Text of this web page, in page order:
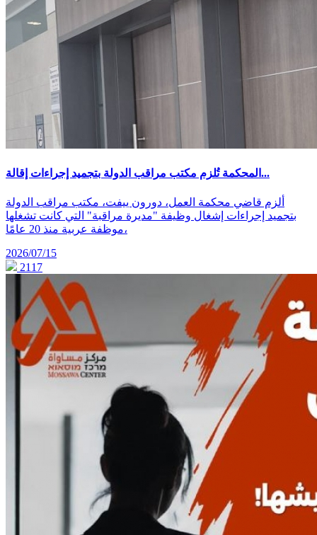
المحكمة تُلزم مكتب مراقب الدولة بتجميد إجراءات إقالة...
ألزم قاضي محكمة العمل، دورون ييفت، مكتب مراقب الدولة
بتجميد إجراءات إشغال وظيفة "مديرة مراقبة" التي كانت تشغلها
موظفة عربية منذ 20 عامًا،
2026/07/15
2117